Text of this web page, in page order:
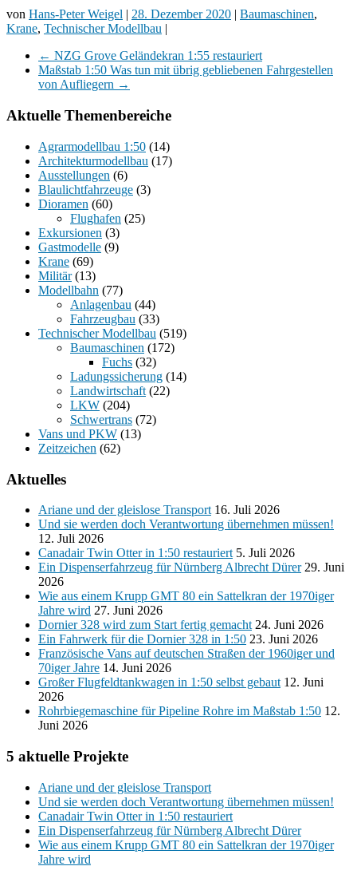
von Hans-Peter Weigel | 28. Dezember 2020 | Baumaschinen,
Krane, Technischer Modellbau |
← NZG Grove Geländekran 1:55 restauriert
Maßstab 1:50 Was tun mit übrig gebliebenen Fahrgestellen
von Aufliegern →
Aktuelle Themenbereiche
Agrarmodellbau 1:50 (14)
Architekturmodellbau (17)
Ausstellungen (6)
Blaulichtfahrzeuge (3)
Dioramen (60)
Flughafen (25)
Exkursionen (3)
Gastmodelle (9)
Krane (69)
Militär(13)
Modellbahn (77)
Anlagenbau (44)
Fahrzeugbau (33)
Technischer Modellbau (519)
Baumaschinen (172)
Fuchs (32)
Ladungssicherung (14)
Landwirtschaft (22)
LKW (204)
Schwertrans (72)
Vans und PKW (13)
Zeitzeichen (62)
Aktuelles
Ariane und der gleislose Transport 16. Juli 2026
Und sie werden doch Verantwortung übernehmen müssen!
12. Juli 2026
Canadair Twin Otter in 1:50 restauriert 5. Juli 2026
Ein Dispenserfahrzeug für Nürnberg Albrecht Dürer 29. Juni
2026
Wie aus einem Krupp GMT 80 ein Sattelkran der 1970iger
Jahre wird 27. Juni 2026
Dornier 328 wird zum Start fertig gemacht 24. Juni 2026
Ein Fahrwerk für die Dornier 328 in 1:50 23. Juni 2026
Französische Vans auf deutschen Straßen der 1960iger und
70iger Jahre 14. Juni 2026
Großer Flugfeldtankwagen in 1:50 selbst gebaut 12. Juni
2026
Rohrbiegemaschine für Pipeline Rohre im Maßstab 1:50 12.
Juni 2026
5 aktuelle Projekte
Ariane und der gleislose Transport
Und sie werden doch Verantwortung übernehmen müssen!
Canadair Twin Otter in 1:50 restauriert
Ein Dispenserfahrzeug für Nürnberg Albrecht Dürer
Wie aus einem Krupp GMT 80 ein Sattelkran der 1970iger
Jahre wird